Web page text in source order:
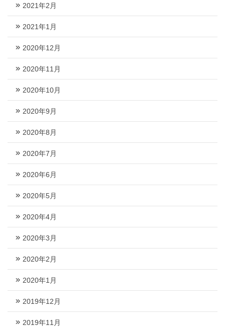
2021年2月
2021年1月
2020年12月
2020年11月
2020年10月
2020年9月
2020年8月
2020年7月
2020年6月
2020年5月
2020年4月
2020年3月
2020年2月
2020年1月
2019年12月
2019年11月